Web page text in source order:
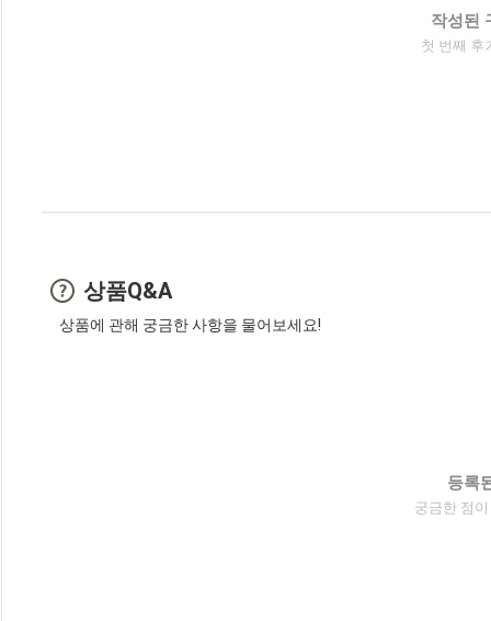
작성된
첫 번째 후
상품Q&A
상품에 관해 궁금한 사항을 물어보세요!
등록
궁금한 점